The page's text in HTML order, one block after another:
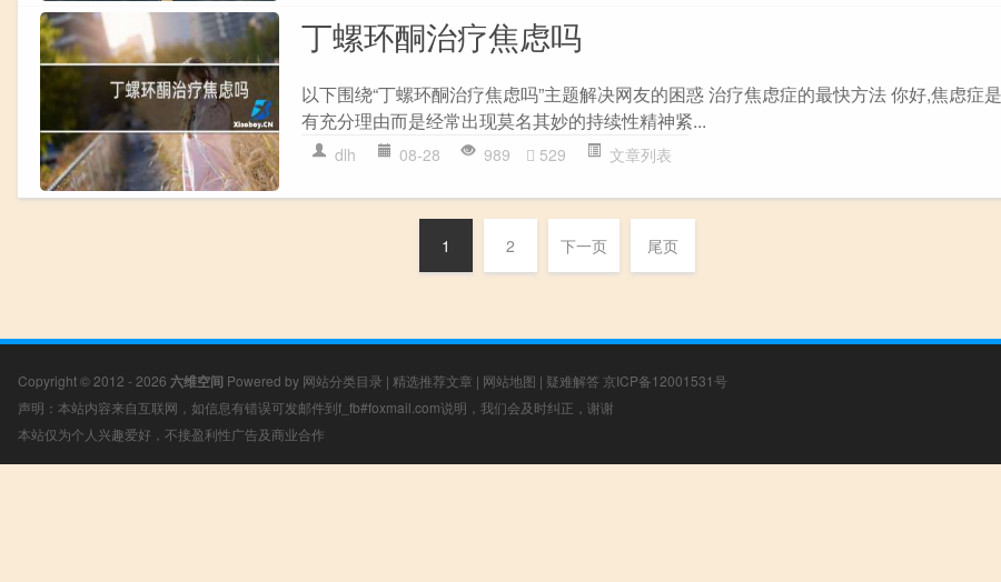
丁螺环酮治疗焦虑吗
以下围绕“丁螺环酮治疗焦虑吗”主题解决网友的困惑 治疗焦虑症的最快方法 你好,焦虑症
有充分理由而是经常出现莫名其妙的持续性精神紧...
dlh 08-28 989 529 文章列表
1 2 下一页 尾页
Copyright © 2012 - 2026 六维空间 Powered by 网站分类目录 | 精选推荐文章 | 网站地图 | 疑难解答 京ICP备12001531号
声明：本站内容来自互联网，如信息有错误可发邮件到f_fb#foxmail.com说明，我们会及时纠正，谢谢
本站仅为个人兴趣爱好，不接盈利性广告及商业合作